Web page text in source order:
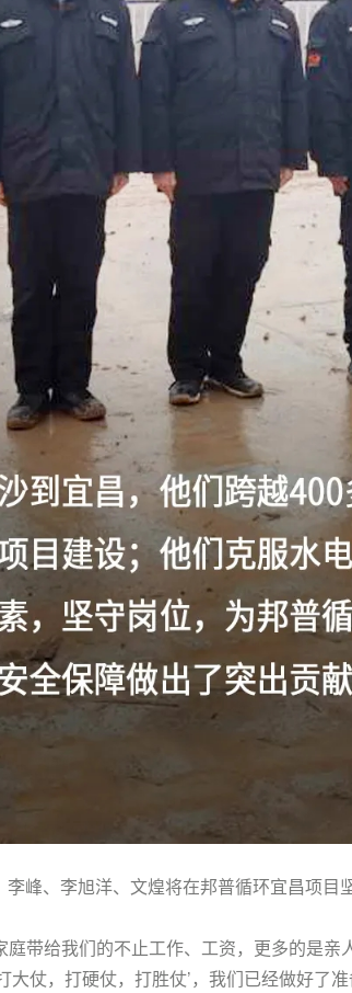
李峰、李旭洋、文煌将在邦普循环宜昌项
庭带给我们的不止工作、工资，更多的是
大仗，打硬仗，打胜仗’，我们已经做好了